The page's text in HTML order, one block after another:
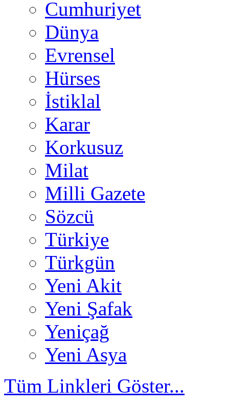
Cumhuriyet
Dünya
Evrensel
Hürses
İstiklal
Karar
Korkusuz
Milat
Milli Gazete
Sözcü
Türkiye
Türkgün
Yeni Akit
Yeni Şafak
Yeniçağ
Yeni Asya
Tüm Linkleri Göster...